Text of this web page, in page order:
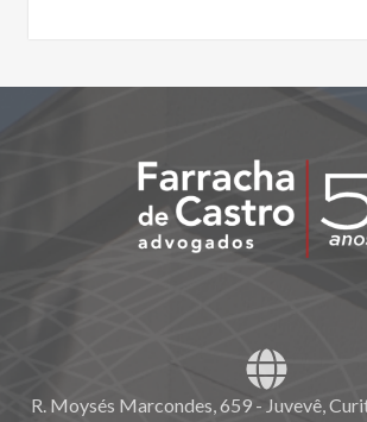
R. Moysés Marcondes, 659 - Juvevê,